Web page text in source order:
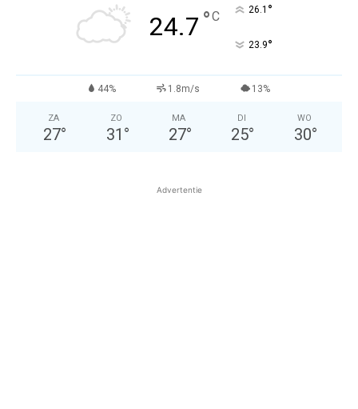
24.7 °C 26.1 °
23.9°
44% 1.8m/s 13%
ZA
27°
ZO
31 °
MA
27°
DI
25°
WO
30°
Advertentie